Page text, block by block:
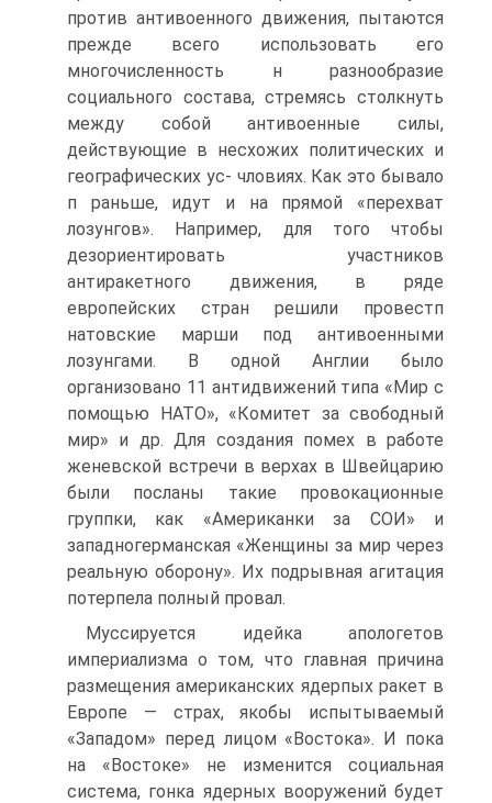
против антивоенного движения, пытаются
прежде всего использовать его
многочисленность н разнообразие
социального состава, стремясь столкнуть
между собой антивоенные силы,
действующие в несхожих политических и
географических ус- чловиях. Как это бывало
п раньше, идут и на прямой «перехват
лозунгов». Например, для того чтобы
дезориентировать участников
антиракетного движения, в ряде
европейских стран решили провестп
натовские марши под антивоенными
лозунгами. В одной Англии было
организовано 11 антидвижений типа «Мир с
помощью НАТО», «Комитет за свободный
мир» и др. Для создания помех в работе
женевской встречи в верхах в Швейцарию
были посланы такие провокационные
группки, как «Американки за СОИ» и
западногерманская «Женщины за мир через
реальную оборону». Их подрывная агитация
потерпела полный провал.
Муссируется идейка апологетов
империализма о том, что главная причина
размещения американских ядерпых ракет в
Европе — страх, якобы испытываемый
«Западом» перед лицом «Востока». И пока
на «Востоке» не изменится социальная
система, гонка ядерных вооружений будет